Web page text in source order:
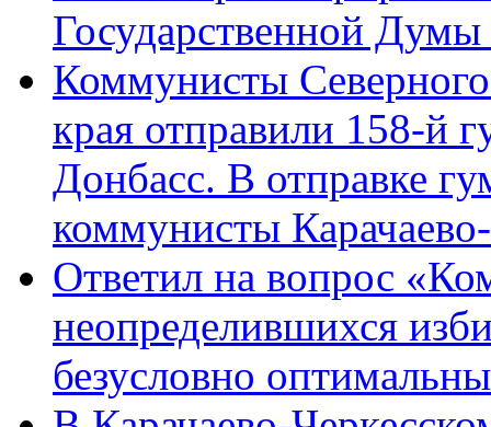
Государственной
Коммунисты Северного
края отправили 158-й
Донбасс. В отправке
коммунисты
Ответил на вопрос
неопределившихся
безусловно